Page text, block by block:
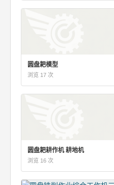
圆盘耙模型
浏览 17 次
圆盘耙耕作机 耕地机
浏览 16 次